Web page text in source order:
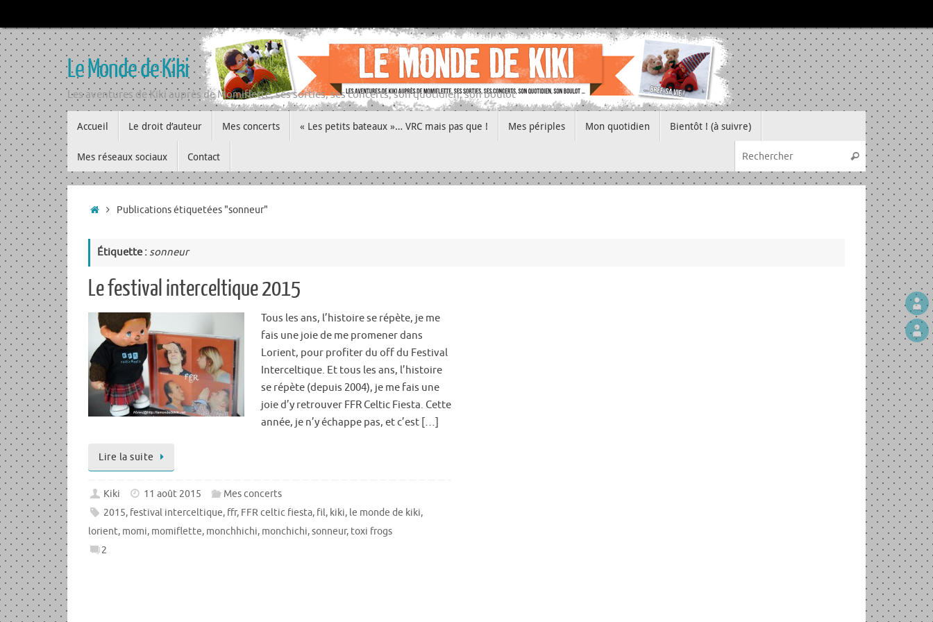
au
contenu
Le Monde de Kiki
Les aventures de Kiki auprès de Momiflette, ses sorties, ses concerts, son quotidien, son boulot
au
contenu
Accueil Le droit d’auteur Mes concerts « Les petits bateaux »… VRC mais pas que ! Mes périples Mon quotidien Bientôt ! (à suivre)
Mes réseaux sociaux Contact
Recherche
Rechercher
Accueil
Publications étiquetées "sonneur"
Étiquette :sonneur
Le festival interceltique 2015
Tous les ans, l’histoire se répète, je me
fais une joie de me promener dans
Lorient, pour profiter du off du Festival
Interceltique. Et tous les ans, l’histoire
se répète (depuis 2004), je me fais une
joie d’y retrouver FFR Celtic Fiesta. Cette
année, je n’y échappe pas, et c’est […]
Lire la suite
Kiki 11 août 2015
Mes concerts
2015, festival interceltique, ffr, FFR celtic fiesta, fil, kiki, le monde de kiki,
lorient, momi, momiflette, monchhichi, monchichi,sonneur, toxi frogs
2